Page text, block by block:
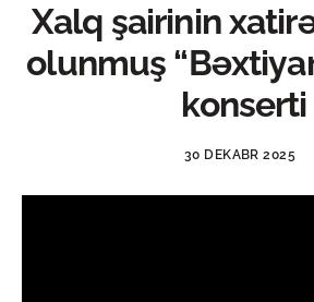
Media
Tədbirlər
Xalq şairinin
olunmuş
konserti
30 DEKABR 2025